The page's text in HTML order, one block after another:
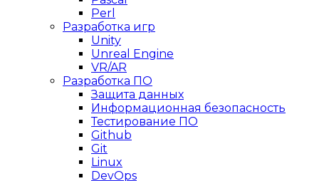
Perl
Разработка игр
Unity
Unreal Engine
VR/AR
Разработка ПО
Защита данных
Информационная безопасность
Тестирование ПО
Github
Git
Linux
DevOps